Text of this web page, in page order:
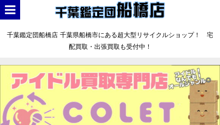
千葉鑑定団船橋店 千葉県船橋市にある超大型リサイクルショップ！ 宅
配買取・出張買取も受付中！